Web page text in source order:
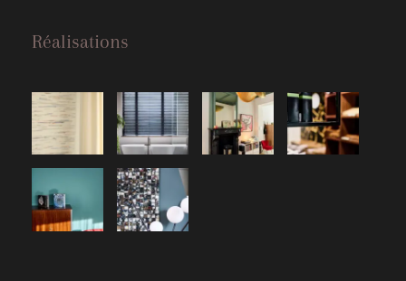
Réalisations